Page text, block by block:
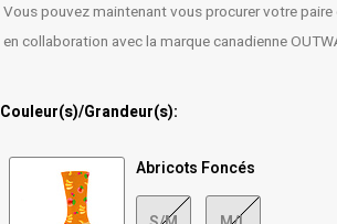
Vous pouvez maintenant vous procurer votre
en collaboration avec la marque canadienne
Couleur(s)/Grandeur(s):
Abricots Foncés